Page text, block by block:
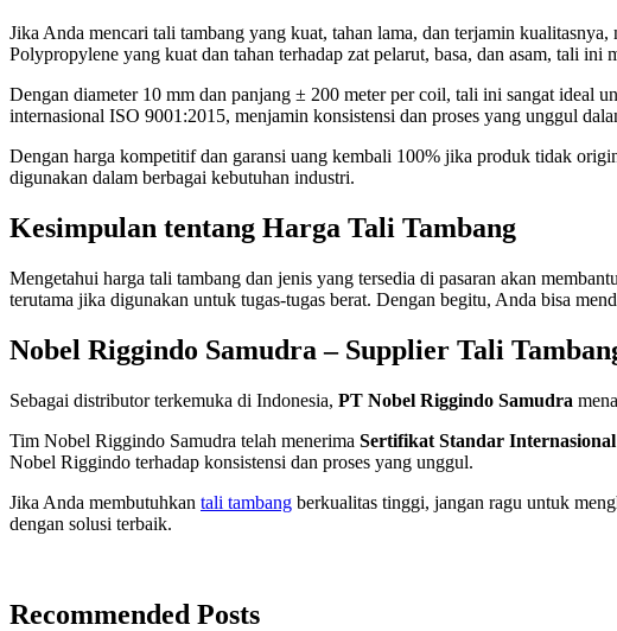
Jika Anda mencari tali tambang yang kuat, tahan lama, dan terjamin
Polypropylene yang kuat dan tahan terhadap zat pelarut, basa, dan asam, tali
Dengan diameter 10 mm dan panjang ± 200 meter per coil, tali ini sangat ideal
internasional ISO 9001:2015, menjamin konsistensi dan proses yang unggul
Dengan harga kompetitif dan garansi uang kembali 100% jika produk tidak
digunakan dalam berbagai kebutuhan industri.
Kesimpulan tentang Harga Tali Tambang
Mengetahui harga tali tambang dan jenis yang tersedia di pasaran akan
terutama jika digunakan untuk tugas-tugas berat. Dengan begitu, Anda bisa
Nobel Riggindo Samudra – Supplier Tali
Sebagai distributor terkemuka di Indonesia, PT Nobel Riggindo Samudra
Tim Nobel Riggindo Samudra telah menerima Sertifikat Standar
Nobel Riggindo terhadap konsistensi dan proses yang unggul.
Jika Anda membutuhkan tali tambang berkualitas tinggi, jangan ragu untuk
dengan solusi terbaik.
Recommended Posts